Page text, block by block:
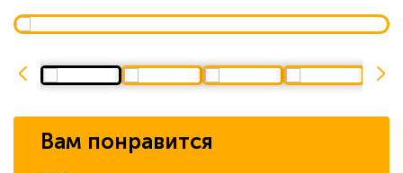
Вам понравится